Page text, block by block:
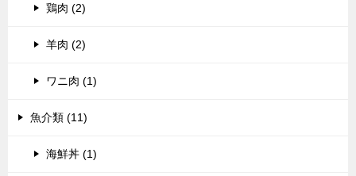
鶏肉 (2)
羊肉 (2)
ワニ肉 (1)
魚介類 (11)
海鮮丼 (1)